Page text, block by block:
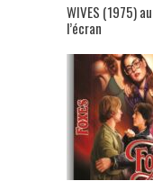
WIVES (1975)
l’écran